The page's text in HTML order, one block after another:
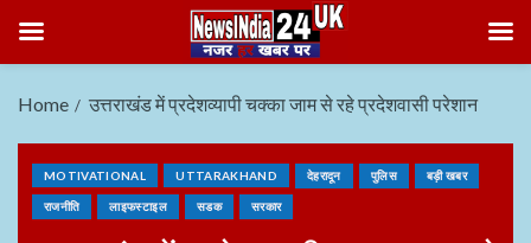
Home उत्तराखंड में प्रदेशव्यापी चक्का जाम से रहे प्रदेशवासी परेशान
MOTIVATIONAL UTTARAKHAND देहरादून पुलिस बड़ी खबर
राजनीति लाइफस्टाइल सडक सरकार